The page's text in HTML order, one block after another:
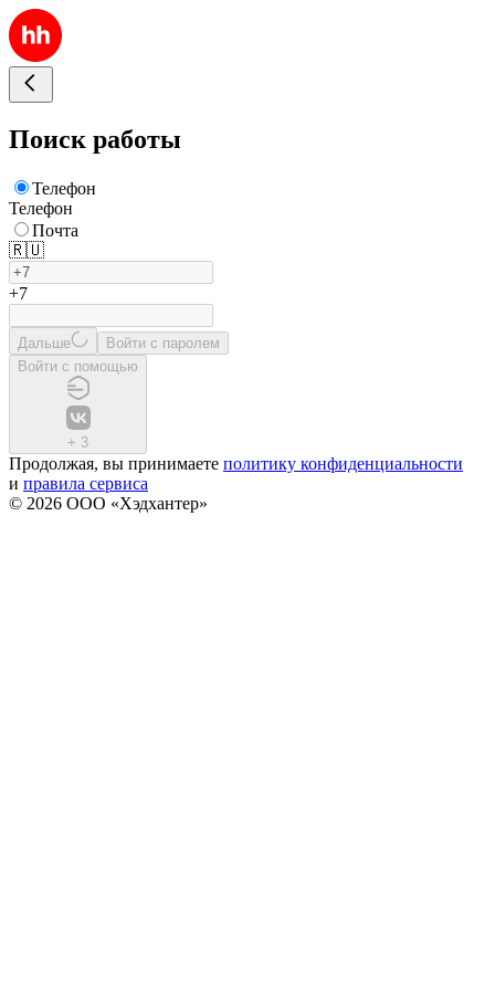
Поиск работы
Телефон
Телефон
Почта
🇷🇺
+7
Дальше
Войти с паролем
Войти с помощью
+ 3
Продолжая, вы принимаете политику конфиденциальности
и правила сервиса
© 2026 ООО «Хэдхантер»